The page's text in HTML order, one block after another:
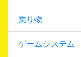
乗り物
ゲームシステム